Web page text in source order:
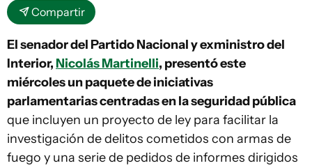
Compartir
El senador del Partido Nacional y exministro del
Interior,Nicolás Martinelli, presentó este
miércoles un paquete de iniciativas
parlamentarias centradas en la seguridad pública
que incluyen un proyecto de ley para facilitar la
investigación de delitos cometidos con armas de
fuego y una serie de pedidos de informes dirigidos